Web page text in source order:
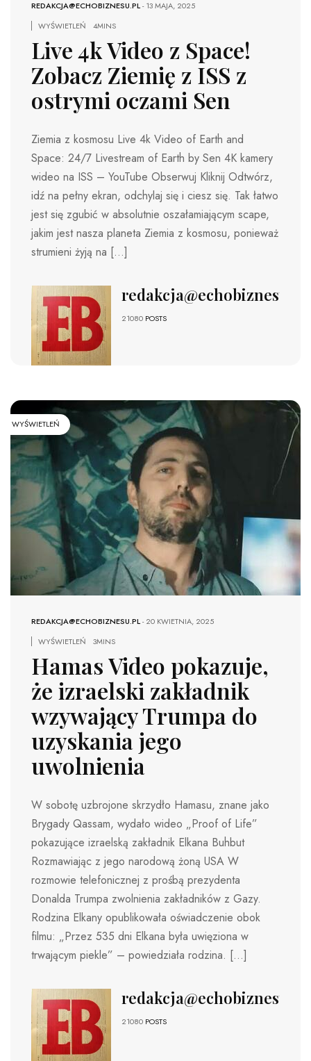
REDAKCJA@ECHOBIZNESU.PL-13 MAJA, 2025
WYŚWIETLEŃ
4MINS
Live 4k Video z Space!
Zobacz Ziemię z ISS z
ostrymi oczami Sen
Ziemia z kosmosu Live 4k Video of Earth and
Space: 24/7 Livestream of Earth by Sen 4K kamery
wideo na ISS – YouTube Obserwuj Kliknij Odtwórz,
idź na pełny ekran, odchylaj się i ciesz się. Tak łatwo
jest się zgubić w absolutnie oszałamiającym scape,
jakim jest nasza planeta Ziemia z kosmosu, ponieważ
strumieni żyją na […]
redakcja@echobiznesu.pl
21080 POSTS
WYŚWIETLEŃ
REDAKCJA@ECHOBIZNESU.PL-20 KWIETNIA, 2025
WYŚWIETLEŃ
3MINS
Hamas Video pokazuje,
że izraelski zakładnik
wzywający Trumpa do
uzyskania jego
uwolnienia
W sobotę uzbrojone skrzydło Hamasu, znane jako
Brygady Qassam, wydało wideo „Proof of Life”
pokazujące izraelską zakładnik Elkana Buhbut
Rozmawiając z jego narodową żoną USA W
rozmowie telefonicznej z prośbą prezydenta
Donalda Trumpa zwolnienia zakładników z Gazy.
Rodzina Elkany opublikowała oświadczenie obok
filmu: „Przez 535 dni Elkana była uwięziona w
trwającym piekle” – powiedziała rodzina. […]
redakcja@echobiznesu.pl
21080 POSTS